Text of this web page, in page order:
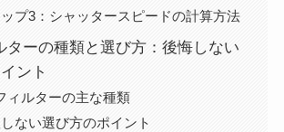
プ3：シャッタースピードの計算方法
ターの種類と選び方：後悔しない
ント
ィルターの主な種類
ない選び方のポイント